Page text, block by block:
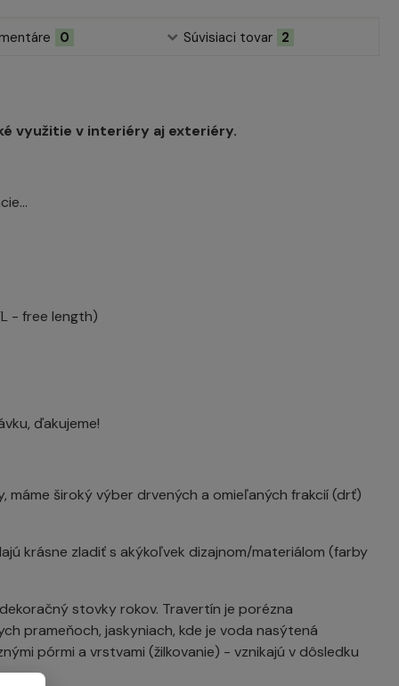
0 Súvisiaci tovar 2
využitie v interiéry aj exteriéry.
- free length)
ďakujeme!
široký výber drvených a omieľaných frakcií (drť)
krásne zladiť s akýkoľvek dizajnom/materiálom (farby
stovky rokov. Travertín je porézna
prameňoch, jaskyniach, kde je voda nasýtená
pórmi a vrstvami (žilkovanie) - vznikajú v dôsledku